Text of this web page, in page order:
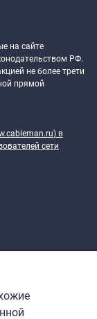
на сайте
РФ.
не более трети
прямой
) в
сети